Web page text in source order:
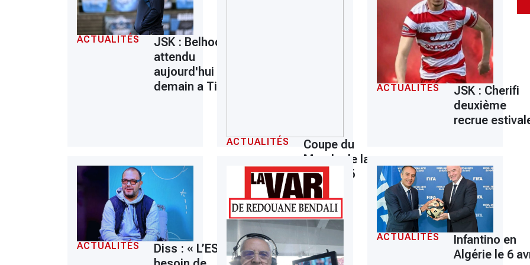
ACTUALITÉS
JSK : Belhocine
attendu
aujourd'hui ou
demain a Tizi
ACTUALITÉS
Coupe du
Monde de la
FIFA 2026
ACTUALITÉS
JSK : Cherifi
deuxième
recrue
ACTUALITÉS
Diss : « L’ESS a
ACTUALITÉS
Infantino en
Algérie le 6